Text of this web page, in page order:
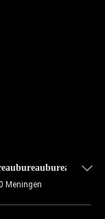
Meningen